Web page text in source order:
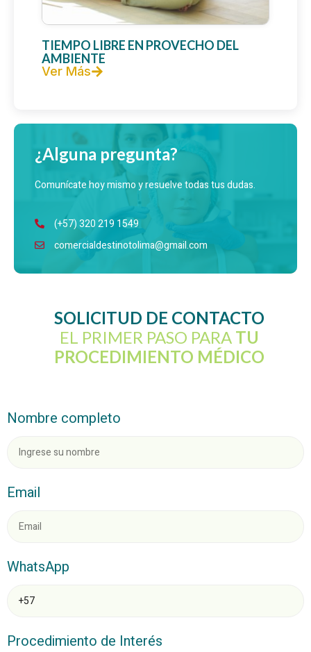
TIEMPO LIBRE EN PROVECHO DEL
AMBIENTE
Ver Más
¿Alguna pregunta?
Comunícate hoy mismo y resuelve todas tus dudas.
(+57) 320 219 1549
comercialdestinotolima@gmail.com
SOLICITUD DE CONTACTO
EL PRIMER PASO PARA TU
PROCEDIMIENTO MÉDICO
Nombre completo
Email
WhatsApp
Procedimiento de Interés